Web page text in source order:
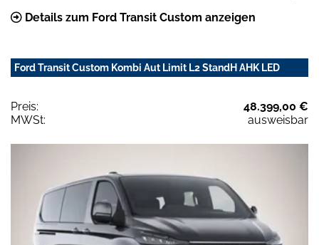
Details zum Ford Transit Custom anzeigen
Ford Transit Custom Kombi Aut Limit L2 StandH AHK LED
Preis:
48.399,00 €
MWSt:
ausweisbar